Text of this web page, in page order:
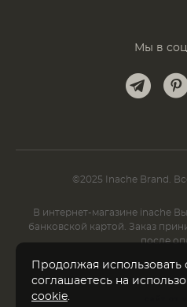
Мы в
©2025 Inache Brand.
В интернет-магазине inache
банковской картой. Заказ
после
Продолжая использовать
соглашаетесь на
cookie.